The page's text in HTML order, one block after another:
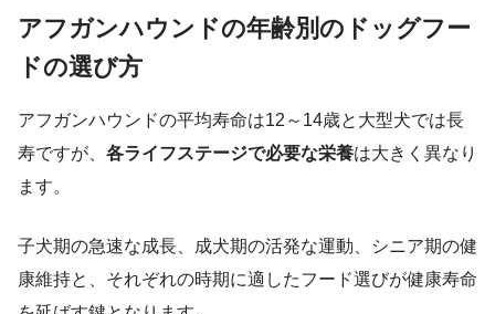
アフガンハウンドの年齢別のドッグフー
ドの選び方
アフガンハウンドの平均寿命は12～14歳と大型犬では長
寿ですが、 各ライフステージで必要な栄養は大きく異なり
ます。
子犬期の急速な成長、成犬期の活発な運動、シニア期の健
康維持と、それぞれの時期に適したフード選びが健康寿命